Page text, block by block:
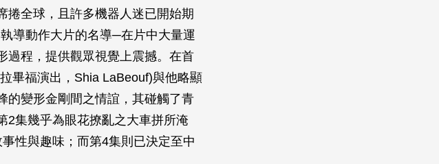
捲全球，且許多機器人迷已開始期
導動作大片的名導─在片中大量運
過程，提供觀眾視覺上震撼。在首
畢福演出，Shia LaBeouf)與他略顯
的變形金剛間之情誼，其碰觸了青
2集幾乎為眼花撩亂之大車拼所淹
性與趣味；而第4集則已決定至中